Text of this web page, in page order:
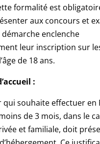
formalité est
aux concours et
enclenche
leur inscription sur
de 18 ans.
:
souhaite effectuer en
de 3 mois, dans le
et familiale, doit